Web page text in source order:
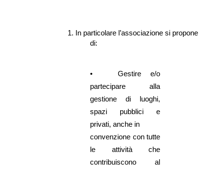
1. In particolare l’associazione si propone
di:
•
Gestire e/o
partecipare alla
gestione di luoghi,
spazi pubblici e
privati, anche in
convenzione con tutte
le attività che
contribuiscono al